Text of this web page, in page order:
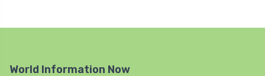
World Information Now